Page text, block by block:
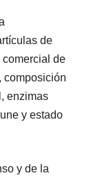
de
de
composición
enzimas
y estado
y de la